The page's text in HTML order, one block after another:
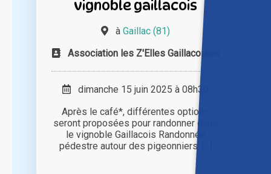
vignoble gaillacois
à Gaillac (81)
Association les Z'Elles Gaillacoises
dimanche 15 juin 2025 à 08h30
Après le café*, différentes options
seront proposées pour randonner dans
le vignoble Gaillacois Randonnée
pédestre autour des pigeonniers, [...]